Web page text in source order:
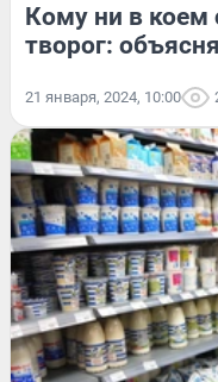
Кому ни в коем
творог:
21 января, 2024, 10:00